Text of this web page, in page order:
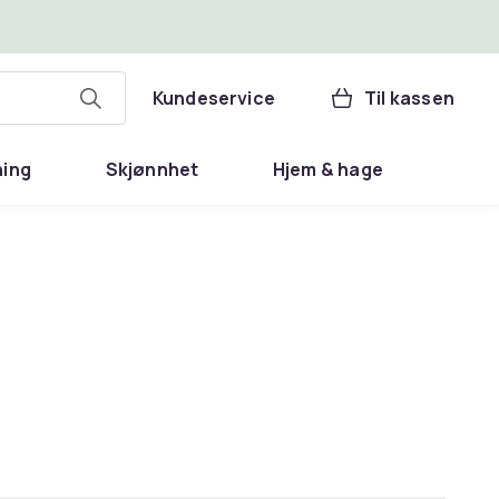
Kundeservice Til kassen
Skjønnhet Hjem & hage